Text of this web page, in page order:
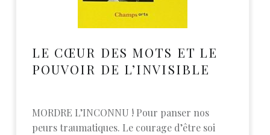
LE CŒUR DES MOTS ET LE
POUVOIR DE L’INVISIBLE
MORDRE L’INCONNU ! Pour panser nos
peurs traumatiques. Le courage d’être soi